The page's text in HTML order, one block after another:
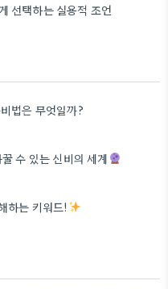
선택하는 실용적 조언
법은 무엇일까?
수 있는 신비의 세계
하는 키워드!